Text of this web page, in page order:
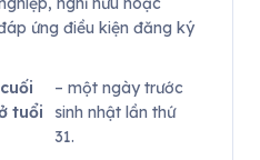
ứng điều kiện đăng ký
tuổi
– một ngày trước
sinh nhật lần thứ
31.